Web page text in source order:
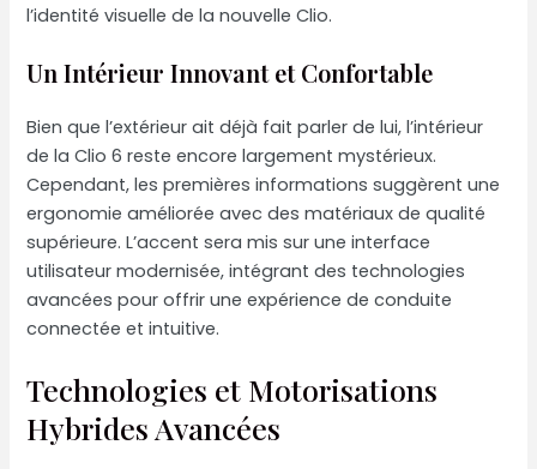
l’identité visuelle de la nouvelle Clio.
Un Intérieur Innovant et Confortable
Bien que l’extérieur ait déjà fait parler de lui, l’intérieur
de la Clio 6 reste encore largement mystérieux.
Cependant, les premières informations suggèrent une
ergonomie améliorée avec des matériaux de qualité
supérieure. L’accent sera mis sur une interface
utilisateur modernisée, intégrant des technologies
avancées pour offrir une expérience de conduite
connectée et intuitive.
Technologies et Motorisations
Hybrides Avancées